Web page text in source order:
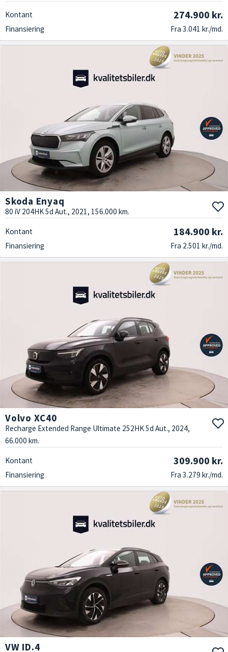
Kontant 274.900 kr.
Finansiering Fra 3.041 kr./md.
Skoda Enyaq
80 iV 204HK 5d Aut., 2021, 156.000 km.
Kontant 184.900 kr.
Finansiering Fra 2.501 kr./md.
Volvo XC40
Recharge Extended Range Ultimate 252HK 5d Aut., 2024,
66.000 km.
Kontant 309.900 kr.
Finansiering Fra 3.279 kr./md.
VW ID.4